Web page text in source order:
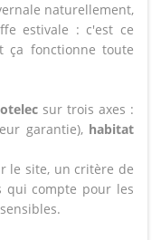
naturellement,
estivale : c'est ce
ça fonctionne toute
sur trois axes :
garantie), habitat
le site, un critère de
qui compte pour les